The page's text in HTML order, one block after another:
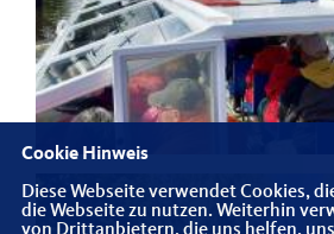
Cookie Hinweis
Diese Webseite verwendet Cookies,
die Webseite zu nutzen. Weiterhin
von Drittanbietern, die uns helfen,